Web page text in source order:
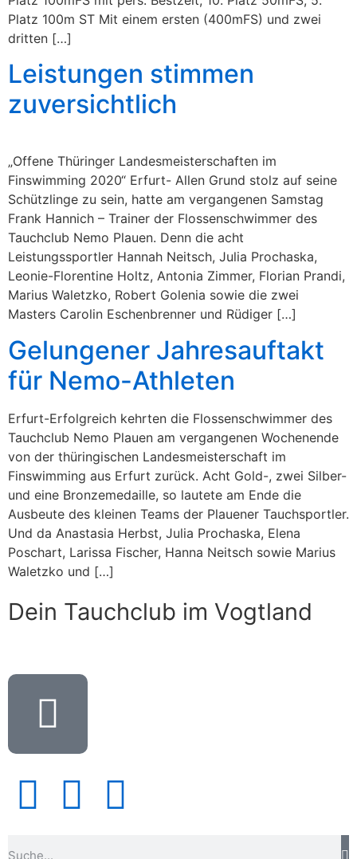
Platz 100m ST Mit einem ersten (400mFS) und zwei
dritten […]
Leistungen stimmen
zuversichtlich
„Offene Thüringer Landesmeisterschaften im
Finswimming 2020“ Erfurt- Allen Grund stolz auf seine
Schützlinge zu sein, hatte am vergangenen Samstag
Frank Hannich – Trainer der Flossenschwimmer des
Tauchclub Nemo Plauen. Denn die acht
Leistungssportler Hannah Neitsch, Julia Prochaska,
Leonie-Florentine Holtz, Antonia Zimmer, Florian Prandi,
Marius Waletzko, Robert Golenia sowie die zwei
Masters Carolin Eschenbrenner und Rüdiger […]
Gelungener Jahresauftakt
für Nemo-Athleten
Erfurt-Erfolgreich kehrten die Flossenschwimmer des
Tauchclub Nemo Plauen am vergangenen Wochenende
von der thüringischen Landesmeisterschaft im
Finswimming aus Erfurt zurück. Acht Gold-, zwei Silber-
und eine Bronzemedaille, so lautete am Ende die
Ausbeute des kleinen Teams der Plauener Tauchsportler.
Und da Anastasia Herbst, Julia Prochaska, Elena
Poschart, Larissa Fischer, Hanna Neitsch sowie Marius
Waletzko und […]
Dein Tauchclub im Vogtland